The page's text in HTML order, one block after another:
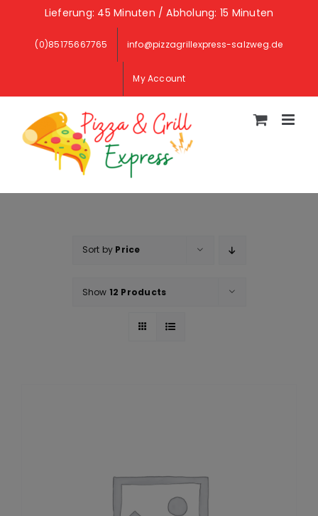
content
Lieferung: 45 Minuten / Abholung: 15 Minuten
(0)85175667765 info@pizzagrillexpress-salzweg.de
My Account
Sort by Price
Show 12 Products